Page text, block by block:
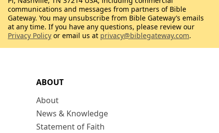
ABOUT
About
News & Knowledge
Statement of Faith
communications and messages from partners of Bible
Gateway. You may unsubscribe from Bible Gateway’s emails
at any time. If you have any questions, please review our
Privacy Policy or email us at privacy@biblegateway.com.